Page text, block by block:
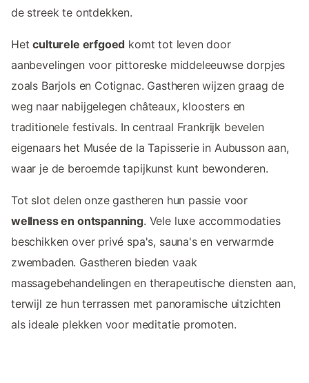
de streek te ontdekken.
Hetculturele erfgoed komt tot leven door
aanbevelingen voor pittoreske middeleeuwse dorpjes
zoals Barjols en Cotignac. Gastheren wijzen graag de
weg naar nabijgelegen châteaux, kloosters en
traditionele festivals. In centraal Frankrijk bevelen
eigenaars het Musée de la Tapisserie in Aubusson aan,
waar je de beroemde tapijkunst kunt bewonderen.
Tot slot delen onze gastheren hun passie voor
wellness en ontspanning. Vele luxe accommodaties
beschikken over privé spa's, sauna's en verwarmde
zwembaden. Gastheren bieden vaak
massagebehandelingen en therapeutische diensten aan,
terwijl ze hun terrassen met panoramische uitzichten
als ideale plekken voor meditatie promoten.